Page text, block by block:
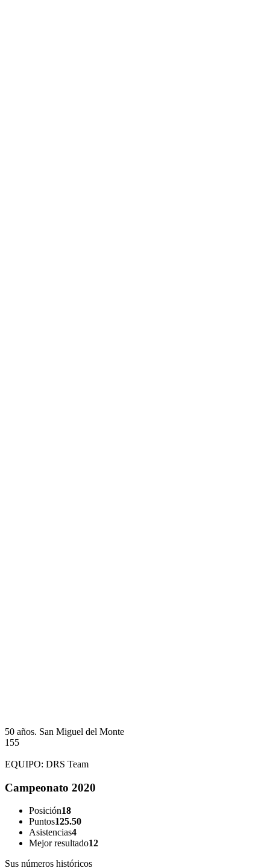
50 años. San Miguel del Monte
155
EQUIPO: DRS Team
Campeonato 2020
Posición18
Puntos125.50
Asistencias4
Mejor resultado12
Sus números históricos